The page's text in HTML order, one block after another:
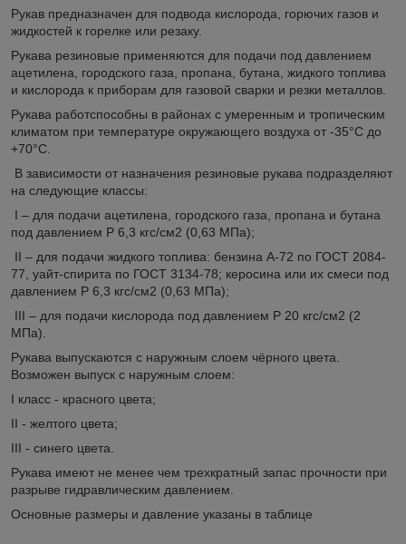
Рукав предназначен для подвода кислорода, горючих газов и
жидкостей к горелке или резаку.
Рукава резиновые применяются для подачи под давлением
ацетилена, городского газа, пропана, бутана, жидкого топлива
и кислорода к приборам для газовой сварки и резки металлов.
Рукава работспособны в районах с умеренным и тропическим
климатом при температуре окружающего воздуха от -35°С до
+70°С.
В зависимости от назначения резиновые рукава подразделяют
на следующие классы:
I – для подачи ацетилена, городского газа, пропана и бутана
под давлением Р 6,3 кгс/см2 (0,63 МПа);
II – для подачи жидкого топлива: бензина А-72 по ГОСТ 2084-
77, уайт-спирита по ГОСТ 3134-78; керосина или их смеси под
давлением Р 6,3 кгс/см2 (0,63 МПа);
III – для подачи кислорода под давлением Р 20 кгс/см2 (2
МПа).
Рукава выпускаются с наружным слоем чёрного цвета.
Возможен выпуск с наружным слоем:
I класс - красного цвета;
II - желтого цвета;
III - синего цвета.
Рукава имеют не менее чем трехкратный запас прочности при
разрыве гидравлическим давлением.
Основные размеры и давление указаны в таблице